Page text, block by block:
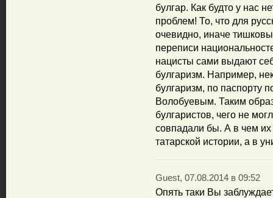
булгар. Как будто у нас
проблем! То, что для
очевидно, иначе
переписи
нацисты сами выдают
булгаризм. Например,
булгаризм, по паспорту
Волобуевым. Таким
булгаристов, чего не
совпадали бы. А в чем
татарской истории, а в
Guest, 07.08.2014 в 09:52
Опять таки Вы